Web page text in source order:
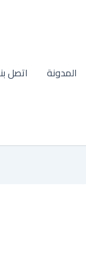
المدونة اتصل